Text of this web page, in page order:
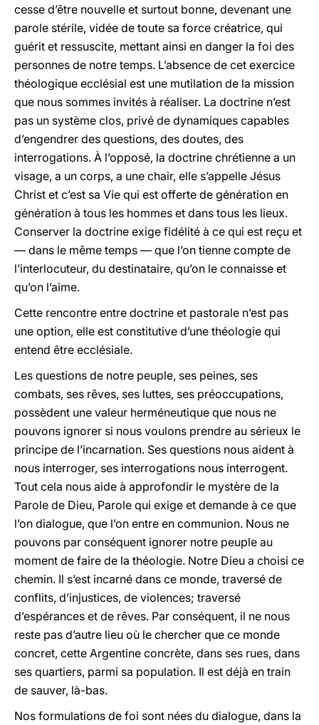
cesse d’être nouvelle et surtout bonne, devenant une
parole stérile, vidée de toute sa force créatrice, qui
guérit et ressuscite, mettant ainsi en danger la foi des
personnes de notre temps. L’absence de cet exercice
théologique ecclésial est une mutilation de la mission
que nous sommes invités à réaliser. La doctrine n’est
pas un système clos, privé de dynamiques capables
d’engendrer des questions, des doutes, des
interrogations. À l’opposé, la doctrine chrétienne a un
visage, a un corps, a une chair, elle s’appelle Jésus
Christ et c’est sa Vie qui est offerte de génération en
génération à tous les hommes et dans tous les lieux.
Conserver la doctrine exige fidélité à ce qui est reçu et
— dans le même temps — que l’on tienne compte de
l’interlocuteur, du destinataire, qu’on le connaisse et
qu’on l’aime.
Cette rencontre entre doctrine et pastorale n’est pas
une option, elle est constitutive d’une théologie qui
entend être ecclésiale.
Les questions de notre peuple, ses peines, ses
combats, ses rêves, ses luttes, ses préoccupations,
possèdent une valeur herméneutique que nous ne
pouvons ignorer si nous voulons prendre au sérieux le
principe de l’incarnation. Ses questions nous aident à
nous interroger, ses interrogations nous interrogent.
Tout cela nous aide à approfondir le mystère de la
Parole de Dieu, Parole qui exige et demande à ce que
l’on dialogue, que l’on entre en communion. Nous ne
pouvons par conséquent ignorer notre peuple au
moment de faire de la théologie. Notre Dieu a choisi ce
chemin. Il s’est incarné dans ce monde, traversé de
conflits, d’injustices, de violences; traversé
d’espérances et de rêves. Par conséquent, il ne nous
reste pas d’autre lieu où le chercher que ce monde
concret, cette Argentine concrète, dans ses rues, dans
ses quartiers, parmi sa population. Il est déjà en train
de sauver, là-bas.
Nos formulations de foi sont nées du dialogue, dans la